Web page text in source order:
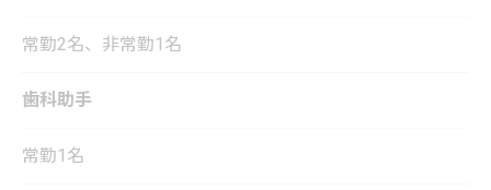
常勤2名、非常勤1名
歯科助手
常勤1名